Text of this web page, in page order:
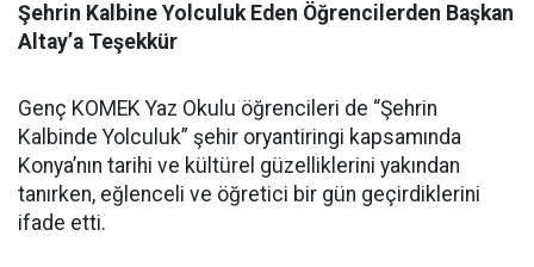
Şehrin Kalbine Yolculuk Eden Öğrencilerden Başkan
Altay’a Teşekkür
Genç KOMEK Yaz Okulu öğrencileri de “Şehrin
Kalbinde Yolculuk” şehir oryantiringi kapsamında
Konya’nın tarihi ve kültürel güzelliklerini yakından
tanırken, eğlenceli ve öğretici bir gün geçirdiklerini
ifade etti.